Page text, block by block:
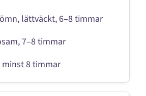
lättväckt, 6–8 timmar
7–8 timmar
8 timmar